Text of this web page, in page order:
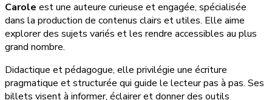
Carole est une auteure curieuse et engagée, spécialisée
dans la production de contenus clairs et utiles. Elle aime
explorer des sujets variés et les rendre accessibles au plus
grand nombre.
Didactique et pédagogue, elle privilégie une écriture
pragmatique et structurée qui guide le lecteur pas à pas. Ses
billets visent à informer, éclairer et donner des outils